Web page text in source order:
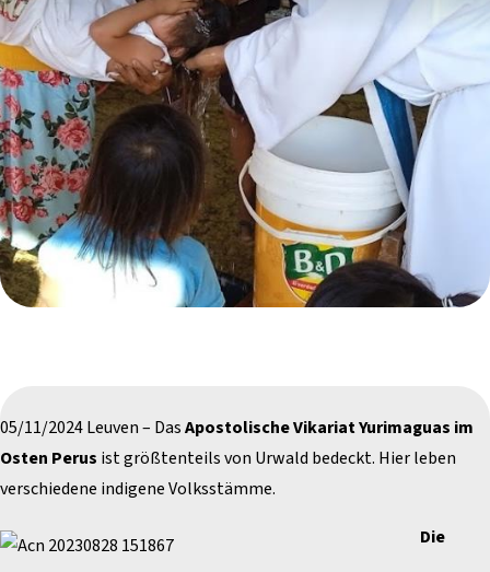
05/11/2024 Leuven – DasApostolische Vikariat Yurimaguas im
Osten Perus ist größtenteils von Urwald bedeckt. Hier leben
verschiedene indigene Volksstämme.
Die